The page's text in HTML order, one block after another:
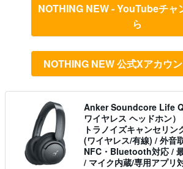
NOTHING NEW - YouTubeチャ
ら
NOTHING NEW 公式Xアカウ
Anker Soundcore Life
ワイヤレス ヘッドホン
トラノイズキャンセリン
(ワイヤレス/有線) / 外音
NFC・Bluetooth対応 /
/ マイク内蔵/専用アプリ